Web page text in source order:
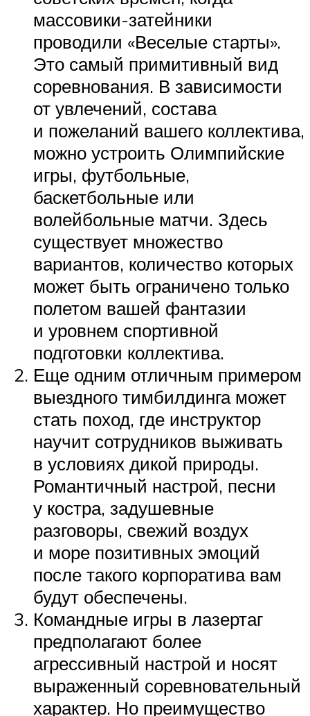
массовики-затейники
проводили «Веселые старты».
Это самый примитивный вид
соревнования. В зависимости
от увлечений, состава
и пожеланий вашего коллектива,
можно устроить Олимпийские
игры, футбольные,
баскетбольные или
волейбольные матчи. Здесь
существует множество
вариантов, количество которых
может быть ограничено только
полетом вашей фантазии
и уровнем спортивной
подготовки коллектива.
Еще одним отличным примером
выездного тимбилдинга может
стать поход, где инструктор
научит сотрудников выживать
в условиях дикой природы.
Романтичный настрой, песни
у костра, задушевные
разговоры, свежий воздух
и море позитивных эмоций
после такого корпоратива вам
будут обеспечены.
Командные игры в лазертаг
предполагают более
агрессивный настрой и носят
выраженный соревновательный
характер. Но преимущество